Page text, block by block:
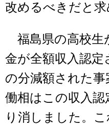
改めるべきだと求
福島県の高校生
金が全額収入認定
の分減額された
働相はこの収入
り消しました。